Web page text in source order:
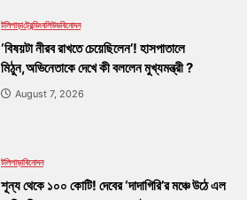
টলিপাড়াট্রেন্ডিংবলিউডবিনোদন
‘বিষয়টা নীরব রাখতে চেয়েছিলেন’! হাসপাতালে
মিঠুন,অভিনেতাকে দেখে কী বললেন মুখ্যমন্ত্রী ?
August 7, 2026
টলিপাড়াবিনোদন
শূন্য থেকে ১০০ কোটি! দেবের ‘দাদাগিরি’র মঞ্চে উঠে এল